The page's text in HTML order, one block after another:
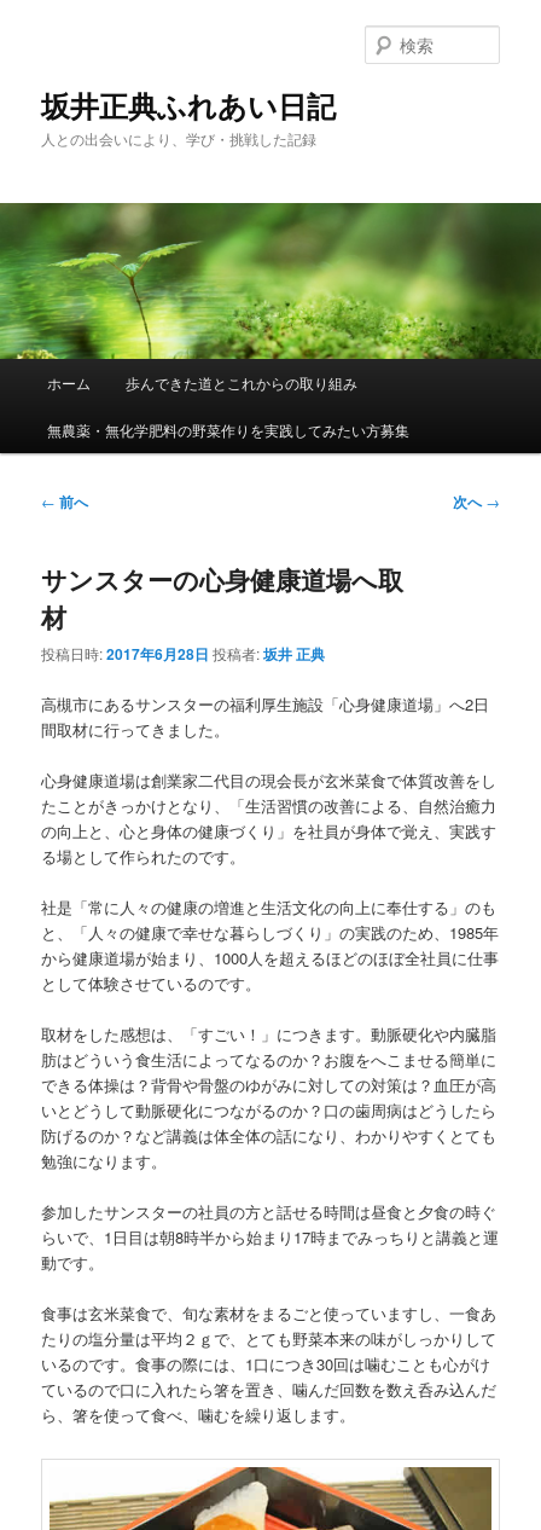
へ
動
坂井正典ふれあい日記
人との出会いにより、学び・挑戦した記録
索
メ
ホーム 歩んできた道とこれからの取り組み
無農薬・無化学肥料の野菜作りを実践してみたい方募集
投
ビ
ゲ
ー
シ
ン
← 前へ 次へ→
サンスターの心身健康道場へ取
材
投稿日時:2017年6月28日 投稿者:坂井 正典
高槻市にあるサンスターの福利厚生施設「心身健康道場」へ2日
間取材に行ってきました。
心身健康道場は創業家二代目の現会長が玄米菜食で体質改善をし
たことがきっかけとなり、「生活習慣の改善による、自然治癒力
の向上と、心と身体の健康づくり」を社員が身体で覚え、実践す
る場として作られたのです。
社是「常に人々の健康の増進と生活文化の向上に奉仕する」のも
と、「人々の健康で幸せな暮らしづくり」の実践のため、1985年
から健康道場が始まり、1000人を超えるほどのほぼ全社員に仕事
として体験させているのです。
取材をした感想は、「すごい！」につきます。動脈硬化や内臓脂
肪はどういう食生活によってなるのか？お腹をへこませる簡単に
できる体操は？背骨や骨盤のゆがみに対しての対策は？血圧が高
いとどうして動脈硬化につながるのか？口の歯周病はどうしたら
防げるのか？など講義は体全体の話になり、わかりやすくとても
勉強になります。
参加したサンスターの社員の方と話せる時間は昼食と夕食の時ぐ
らいで、1日目は朝8時半から始まり17時までみっちりと講義と運
動です。
食事は玄米菜食で、旬な素材をまるごと使っていますし、一食あ
たりの塩分量は平均２ｇで、とても野菜本来の味がしっかりして
いるのです。食事の際には、1口につき30回は噛むことも心がけ
ているので口に入れたら箸を置き、噛んだ回数を数え呑み込んだ
ら、箸を使って食べ、噛むを繰り返します。